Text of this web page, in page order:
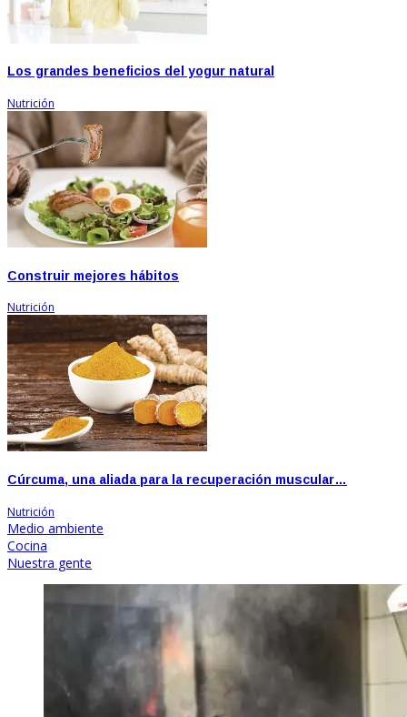
Los grandes beneficios del yogur natural
Nutrición
Construir mejores hábitos
Nutrición
Cúrcuma, una aliada para la recuperación muscular…
Nutrición
Medio ambiente
Cocina
Nuestra gente